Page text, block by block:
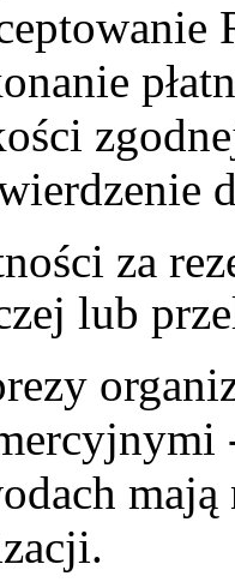
za
lub